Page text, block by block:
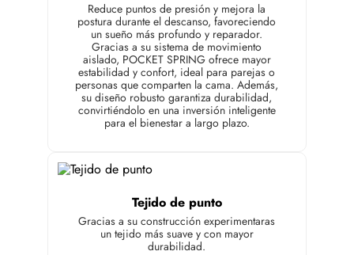
Reduce puntos de presión y mejora la
postura durante el descanso, favoreciendo
un sueño más profundo y reparador.
Gracias a su sistema de movimiento
aislado, POCKET SPRING ofrece mayor
estabilidad y confort, ideal para parejas o
personas que comparten la cama. Además,
su diseño robusto garantiza durabilidad,
convirtiéndolo en una inversión inteligente
para el bienestar a largo plazo.
Tejido de punto
Gracias a su construcción experimentaras
un tejido más suave y con mayor
durabilidad.